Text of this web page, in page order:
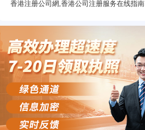
香港注册公司網,香港公司注册服务在线指南